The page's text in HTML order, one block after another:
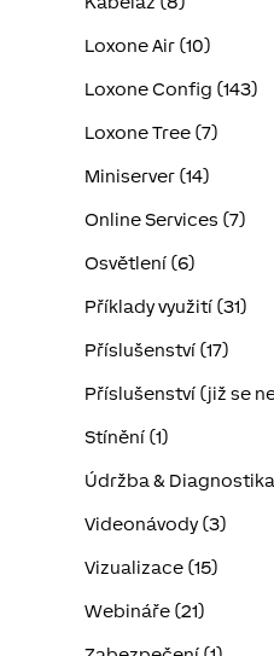
Loxone Air (10)
Loxone Config (143)
Loxone Tree (7)
Miniserver (14)
Online Services (7)
Osvětlení (6)
Příklady využití (31)
Příslušenství (17)
Příslušenství (již se
Stínění (1)
Údržba &
Videonávody (3)
Vizualizace (15)
Webináře (21)